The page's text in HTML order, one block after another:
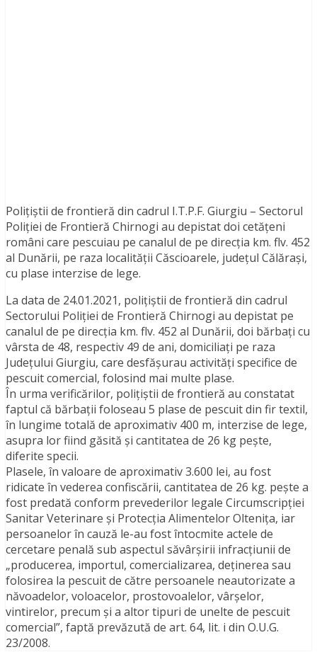
Poliţiştii de frontieră din cadrul I.T.P.F. Giurgiu – Sectorul
Poliţiei de Frontieră Chirnogi au depistat doi cetăţeni
români care pescuiau pe canalul de pe direcţia km. flv. 452
al Dunării, pe raza localităţii Căscioarele, judeţul Călăraşi,
cu plase interzise de lege.
La data de 24.01.2021, poliţiştii de frontieră din cadrul
Sectorului Poliţiei de Frontieră Chirnogi au depistat pe
canalul de pe direcţia km. flv. 452 al Dunării, doi bărbaţi cu
vârsta de 48, respectiv 49 de ani, domiciliaţi pe raza
Judeţului Giurgiu, care desfăşurau activităţi specifice de
pescuit comercial, folosind mai multe plase.
În urma verificărilor, poliţiştii de frontieră au constatat
faptul că bărbaţii foloseau 5 plase de pescuit din fir textil,
în lungime totală de aproximativ 400 m, interzise de lege,
asupra lor fiind găsită şi cantitatea de 26 kg peşte,
diferite specii.
Plasele, în valoare de aproximativ 3.600 lei, au fost
ridicate în vederea confiscării, cantitatea de 26 kg. peşte a
fost predată conform prevederilor legale Circumscripţiei
Sanitar Veterinare şi Protecţia Alimentelor Olteniţa, iar
persoanelor în cauză le-au fost întocmite actele de
cercetare penală sub aspectul săvârşirii infracţiunii de
„producerea, importul, comercializarea, deţinerea sau
folosirea la pescuit de către persoanele neautorizate a
năvoadelor, voloacelor, prostovoalelor, vârşelor,
vintirelor, precum şi a altor tipuri de unelte de pescuit
comercial”, faptă prevăzută de art. 64, lit. i din O.U.G.
23/2008.